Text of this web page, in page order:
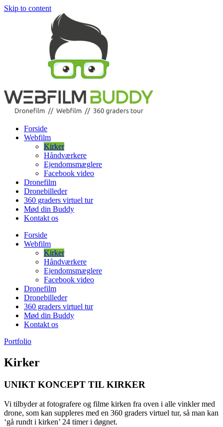
Skip to content
Forside
Webfilm
Kirker
Håndværkere
Ejendomsmæglere
Facebook video
Dronefilm
Dronebilleder
360 graders virtuel tur
Mød din Buddy
Kontakt os
Forside
Webfilm
Kirker
Håndværkere
Ejendomsmæglere
Facebook video
Dronefilm
Dronebilleder
360 graders virtuel tur
Mød din Buddy
Kontakt os
Portfolio
Kirker
UNIKT KONCEPT TIL KIRKER
Vi tilbyder at fotografere og filme kirken fra oven i alle vinkler med
drone, som kan suppleres med en 360 graders virtuel tur, så man kan
‘gå rundt i kirken’ 24 timer i døgnet.